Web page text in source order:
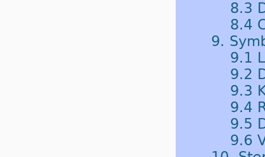
8.3
8.4
9.
9.1
9.2
9.3
9.4
9.5
9.6